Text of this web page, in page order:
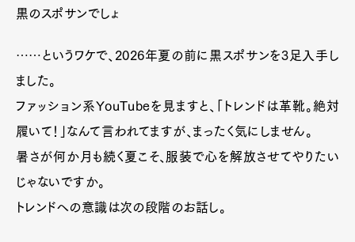
黒のスポサンでしょ
……というワケで、2026年夏の前に黒スポサンを3足入手し
ました。
ファッション系YouTubeを見ますと、「トレンドは革靴。絶対
履いて！」なんて言われてますが、まったく気にしません。
暑さが何か月も続く夏こそ、服装で心を解放させてやりたい
じゃないですか。
トレンドへの意識は次の段階のお話し。